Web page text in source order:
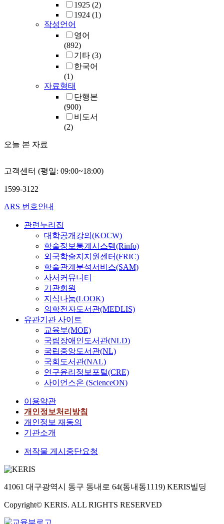
1925 (2)
1924 (1)
작성언어
영어
(892)
기타 (3)
한국어
(1)
자료형태
단행본
(900)
비도서
(2)
오늘 본 자료
고객센터 (평일: 09:00~18:00)
1599-3122
ARS 번호안내
관련누리집
대학공개강의(KOCW)
학술정보통계시스템(Rinfo)
외국학술지지원센터(FRIC)
학술관계분석서비스(SAM)
사서커뮤니티
기관회원
지식나눔(LOOK)
의학전자도서관(MEDLIS)
유관기관 사이트
교육부(MOE)
국립장애인도서관(NLD)
국립중앙도서관(NL)
국회도서관(NAL)
연구윤리정보포털(CRE)
사이언스온 (ScienceON)
이용약관
개인정보처리방침
개인정보 재동의
기관소개
저작물 게시중단요청
41061 대구광역시 동구 동내로 64(동내동1119) KERIS빌딩
Copyright© KERIS. ALL RIGHTS RESERVED